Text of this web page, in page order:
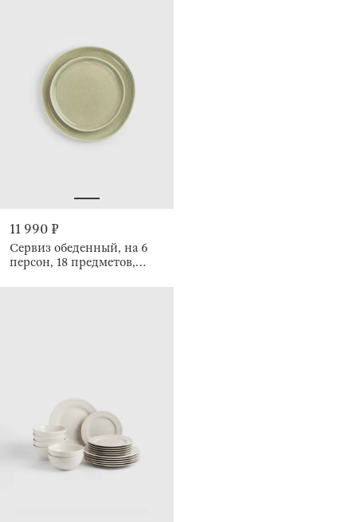
11 990 ₽
Сервиз обеденный, на 6
персон, 18 предметов,